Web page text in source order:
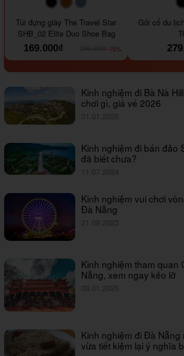
#000000#964B00
Túi đựng giày The Travel Star
SHB_02 Elite Duo Shoe Bag
169.000₫
-15%
Gối cổ du
Kinh nghiệm đi Bà Nà
chơi gì, giá vé 2026
01.01.2026
Kinh nghiệm đi bán đảo
đã biết chưa?
11.07.2024
Kinh nghiệm vui chơi
Đà Nẵng
21.09.2023
Kinh nghiệm tham quan
Nẵng, xem ngay kẻo lỡ
08.01.2025
Kinh nghiệm đi Đà
vừa tiết kiệm lại ý nghĩa